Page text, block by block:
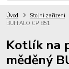
Úvod Stolní zařízení
BUFFALO CP 851
Kotlík na
měděný